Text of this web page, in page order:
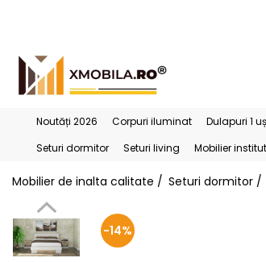
Bucătării Complete
Accesorii bucătărie
Dulapuri 1 ușă
Noutăți 2026 Corpuri iluminat Dulapuri 1
Seturi dormitor
Seturi living Mobilier
Mobilier de inalta calitate / Seturi dormitor /
-14%